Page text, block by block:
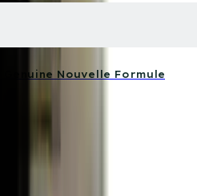
Nouvelle Formule